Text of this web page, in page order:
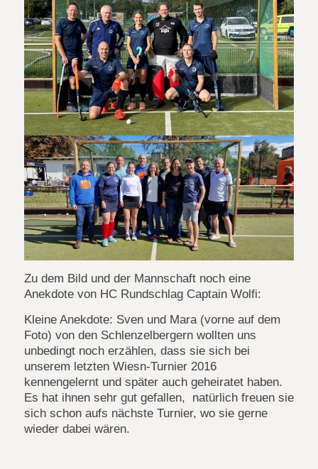
Zu dem Bild und der Mannschaft noch eine
Anekdote von HC Rundschlag Captain Wolfi:
Kleine Anekdote: Sven und Mara (vorne auf dem
Foto) von den Schlenzelbergern wollten uns
unbedingt noch erzählen, dass sie sich bei
unserem letzten Wiesn-Turnier 2016
kennengelernt und später auch geheiratet haben.
Es hat ihnen sehr gut gefallen, natürlich freuen sie
sich schon aufs nächste Turnier, wo sie gerne
wieder dabei wären.